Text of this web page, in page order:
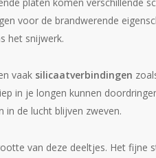
voor de brandwerende
het snijwerk.
vaak silicaatverbindingen
in je longen kunnen
in de lucht blijven zweven.
van deze deeltjes. Het